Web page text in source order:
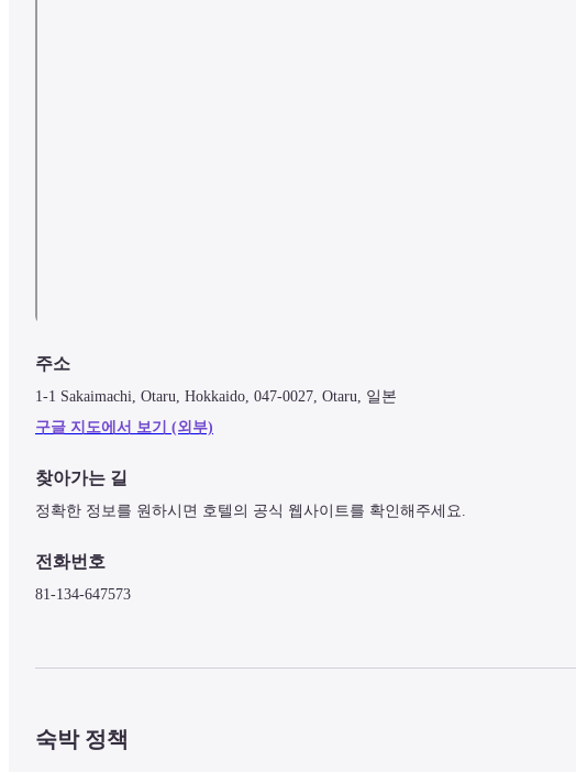
주소
1-1 Sakaimachi, Otaru, Hokkaido, 047-0027, Otaru, 일본
구글 지도에서 보기 (외부)
찾아가는 길
정확한 정보를 원하시면 호텔의 공식 웹사이트를 확인해주세요.
전화번호
81-134-647573
숙박 정책